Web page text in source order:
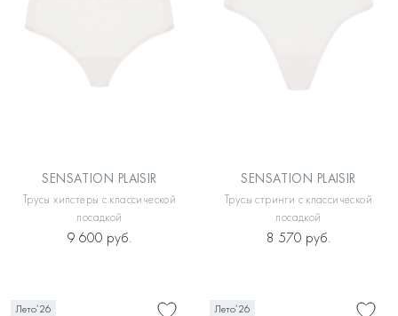
SENSATION PLAISIR
Трусы хипстеры с классической
посадкой
9 600 руб.
SENSATION PLAISIR
Трусы стринги с классической
посадкой
8 570 руб.
Лето’26 Лето’26